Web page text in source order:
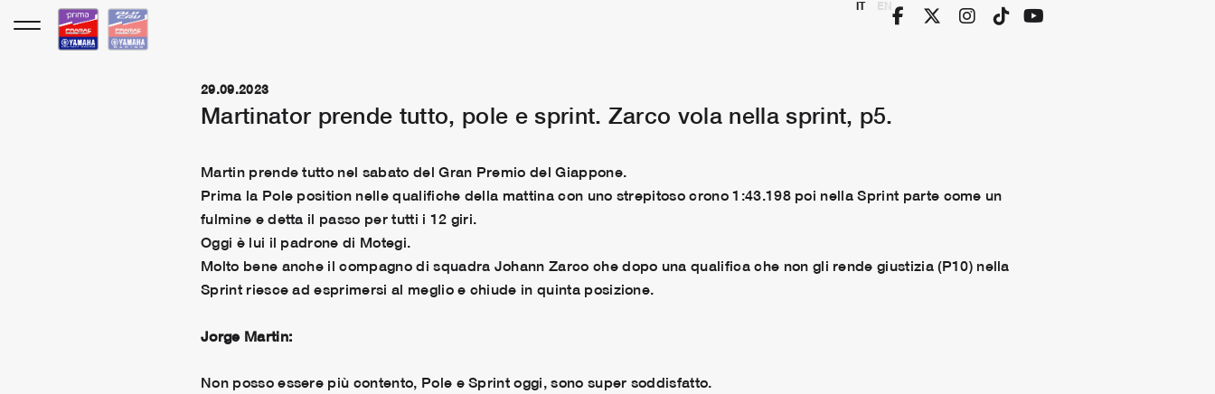
EN
29.09.2023
Martinator prende tutto, pole e sprint. Zarco vola nella sprint, p5.
Martin prende tutto nel sabato del Gran Premio del Giappone.
Prima la Pole position nelle qualifiche della mattina con uno strepitoso crono 1:43.198 poi nella Sprint parte come un
fulmine e detta il passo per tutti i 12 giri.
Oggi è lui il padrone di Motegi.
Molto bene anche il compagno di squadra Johann Zarco che dopo una qualifica che non gli rende giustizia (P10) nella
Sprint riesce ad esprimersi al meglio e chiude in quinta posizione.
Jorge Martin:
Non posso essere più contento, Pole e Sprint oggi, sono super soddisfatto.